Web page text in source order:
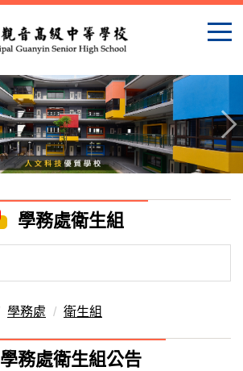
學務處衛生組
學務處 衛生組
學務處衛生組公告